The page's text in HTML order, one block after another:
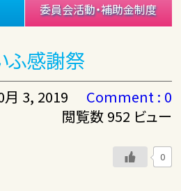
委員会活動・補助金制度
ふ感謝祭
月 3, 2019
Comment : 0
閲覧数 952 ビュー
0